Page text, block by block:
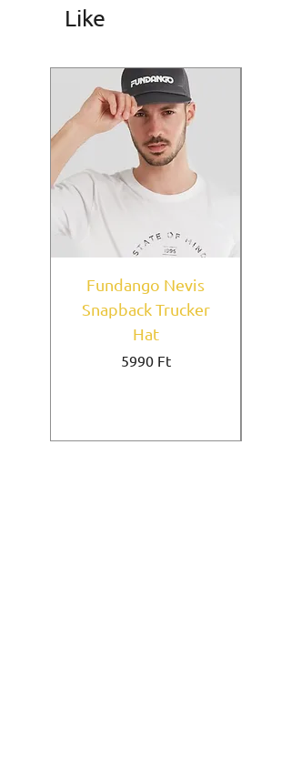
Like
Fundango Nevis
Snapback Trucker
Hat
Ár
5990 Ft